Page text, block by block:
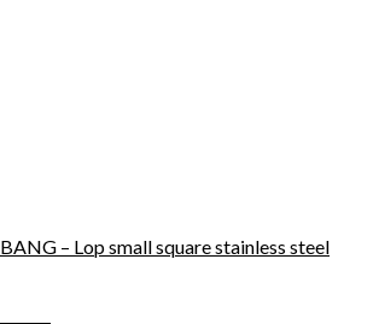
– Lop small square stainless steel